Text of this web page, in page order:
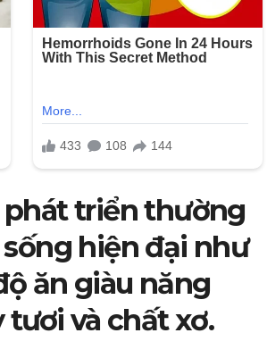
phát triển thường
hiện đại như
ăn giàu năng
và chất xơ.